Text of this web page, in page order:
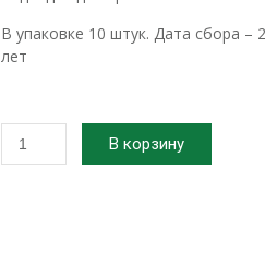
В упаковке 10 штук. Дата сбора –
лет
Количество
В корзину